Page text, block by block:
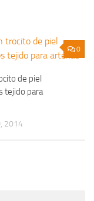
0
de piel
tejido para
2014